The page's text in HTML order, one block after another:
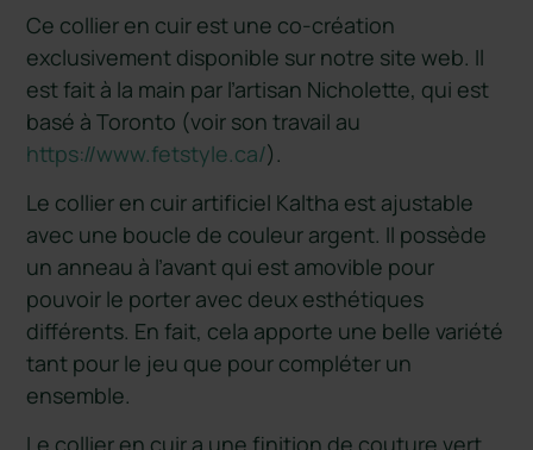
Ce collier en cuir est une co-création
exclusivement disponible sur notre site web. Il
est fait à la main par l’artisan Nicholette, qui est
basé à Toronto (voir son travail au
https://www.fetstyle.ca/).
Le collier en cuir artificiel Kaltha est ajustable
avec une boucle de couleur argent. Il possède
un anneau à l’avant qui est amovible pour
pouvoir le porter avec deux esthétiques
différents. En fait, cela apporte une belle variété
tant pour le jeu que pour compléter un
ensemble.